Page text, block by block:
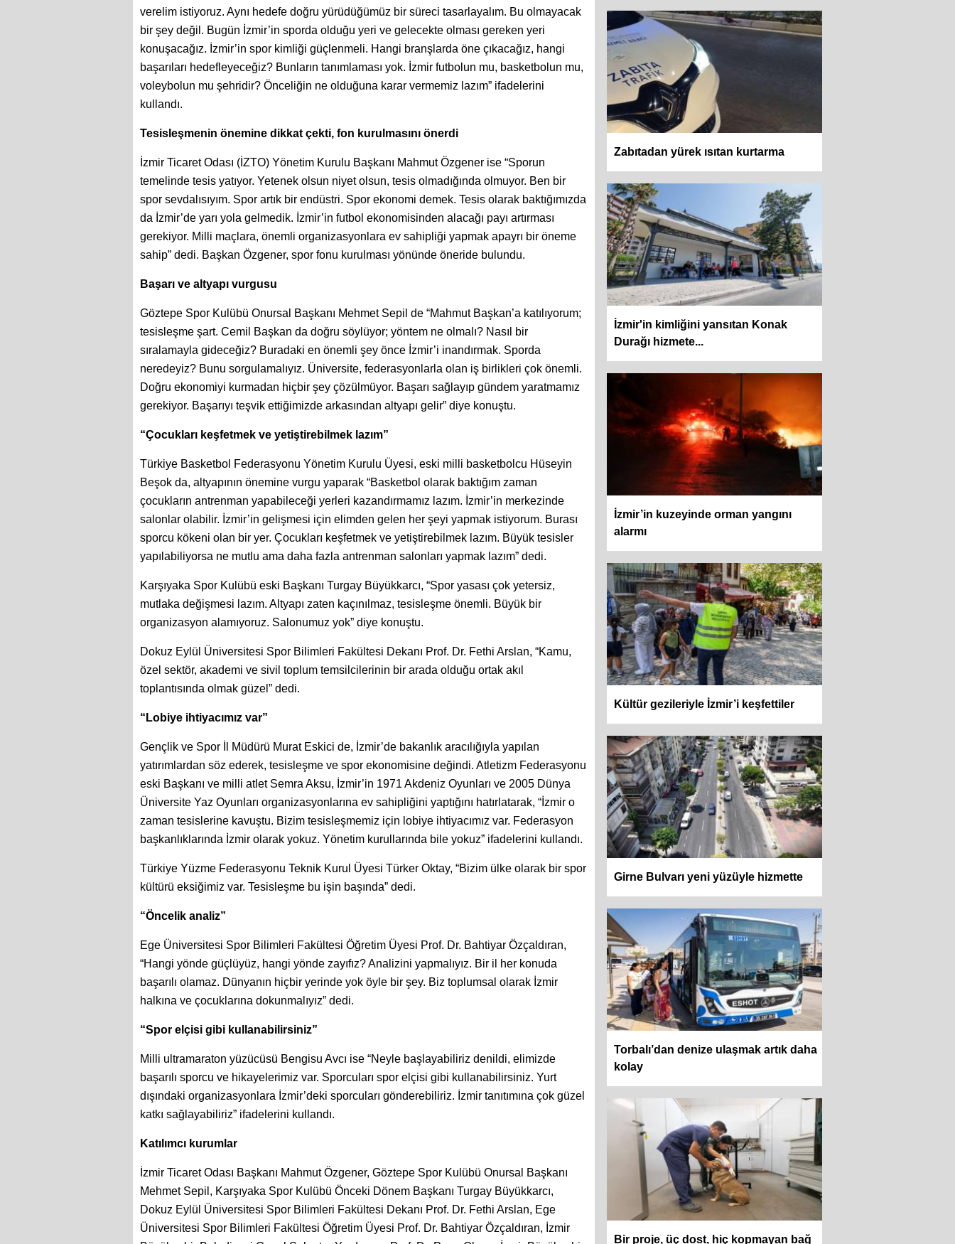
verelim istiyoruz. Aynı hedefe doğru yürüdüğümüz bir süreci tasarlayalım. Bu olmayacak
bir şey değil. Bugün İzmir’in sporda olduğu yeri ve gelecekte olması gereken yeri
konuşacağız. İzmir’in spor kimliği güçlenmeli. Hangi branşlarda öne çıkacağız, hangi
başarıları hedefleyeceğiz? Bunların tanımlaması yok. İzmir futbolun mu, basketbolun mu,
voleybolun mu şehridir? Önceliğin ne olduğuna karar vermemiz lazım” ifadelerini
kullandı.
Tesisleşmenin önemine dikkat çekti, fon kurulmasını önerdi
İzmir Ticaret Odası (İZTO) Yönetim Kurulu Başkanı Mahmut Özgener ise “Sporun
temelinde tesis yatıyor. Yetenek olsun niyet olsun, tesis olmadığında olmuyor. Ben bir
spor sevdalısıyım. Spor artık bir endüstri. Spor ekonomi demek. Tesis olarak baktığımızda
da İzmir’de yarı yola gelmedik. İzmir’in futbol ekonomisinden alacağı payı artırması
gerekiyor. Milli maçlara, önemli organizasyonlara ev sahipliği yapmak apayrı bir öneme
sahip” dedi. Başkan Özgener, spor fonu kurulması yönünde öneride bulundu.
Başarı ve altyapı vurgusu
Göztepe Spor Kulübü Onursal Başkanı Mehmet Sepil de “Mahmut Başkan’a katılıyorum;
tesisleşme şart. Cemil Başkan da doğru söylüyor; yöntem ne olmalı? Nasıl bir
sıralamayla gideceğiz? Buradaki en önemli şey önce İzmir’i inandırmak. Sporda
neredeyiz? Bunu sorgulamalıyız. Üniversite, federasyonlarla olan iş birlikleri çok önemli.
Doğru ekonomiyi kurmadan hiçbir şey çözülmüyor. Başarı sağlayıp gündem yaratmamız
gerekiyor. Başarıyı teşvik ettiğimizde arkasından altyapı gelir” diye konuştu.
“Çocukları keşfetmek ve yetiştirebilmek lazım”
Türkiye Basketbol Federasyonu Yönetim Kurulu Üyesi, eski milli basketbolcu Hüseyin
Beşok da, altyapının önemine vurgu yaparak “Basketbol olarak baktığım zaman
çocukların antrenman yapabileceği yerleri kazandırmamız lazım. İzmir’in merkezinde
salonlar olabilir. İzmir’in gelişmesi için elimden gelen her şeyi yapmak istiyorum. Burası
sporcu kökeni olan bir yer. Çocukları keşfetmek ve yetiştirebilmek lazım. Büyük tesisler
yapılabiliyorsa ne mutlu ama daha fazla antrenman salonları yapmak lazım” dedi.
Karşıyaka Spor Kulübü eski Başkanı Turgay Büyükkarcı, “Spor yasası çok yetersiz,
mutlaka değişmesi lazım. Altyapı zaten kaçınılmaz, tesisleşme önemli. Büyük bir
organizasyon alamıyoruz. Salonumuz yok” diye konuştu.
Dokuz Eylül Üniversitesi Spor Bilimleri Fakültesi Dekanı Prof. Dr. Fethi Arslan, “Kamu,
özel sektör, akademi ve sivil toplum temsilcilerinin bir arada olduğu ortak akıl
toplantısında olmak güzel” dedi.
“Lobiye ihtiyacımız var”
Gençlik ve Spor İl Müdürü Murat Eskici de, İzmir’de bakanlık aracılığıyla yapılan
yatırımlardan söz ederek, tesisleşme ve spor ekonomisine değindi. Atletizm Federasyonu
eski Başkanı ve milli atlet Semra Aksu, İzmir’in 1971 Akdeniz Oyunları ve 2005 Dünya
Üniversite Yaz Oyunları organizasyonlarına ev sahipliğini yaptığını hatırlatarak, “İzmir o
zaman tesislerine kavuştu. Bizim tesisleşmemiz için lobiye ihtiyacımız var. Federasyon
başkanlıklarında İzmir olarak yokuz. Yönetim kurullarında bile yokuz” ifadelerini kullandı.
Türkiye Yüzme Federasyonu Teknik Kurul Üyesi Türker Oktay, “Bizim ülke olarak bir spor
kültürü eksiğimiz var. Tesisleşme bu işin başında” dedi.
“Öncelik analiz”
Ege Üniversitesi Spor Bilimleri Fakültesi Öğretim Üyesi Prof. Dr. Bahtiyar Özçaldıran,
“Hangi yönde güçlüyüz, hangi yönde zayıfız? Analizini yapmalıyız. Bir il her konuda
başarılı olamaz. Dünyanın hiçbir yerinde yok öyle bir şey. Biz toplumsal olarak İzmir
halkına ve çocuklarına dokunmalıyız” dedi.
“Spor elçisi gibi kullanabilirsiniz”
Milli ultramaraton yüzücüsü Bengisu Avcı ise “Neyle başlayabiliriz denildi, elimizde
başarılı sporcu ve hikayelerimiz var. Sporcuları spor elçisi gibi kullanabilirsiniz. Yurt
dışındaki organizasyonlara İzmir’deki sporcuları gönderebiliriz. İzmir tanıtımına çok güzel
katkı sağlayabiliriz” ifadelerini kullandı.
Katılımcı kurumlar
İzmir Ticaret Odası Başkanı Mahmut Özgener, Göztepe Spor Kulübü Onursal Başkanı
Mehmet Sepil, Karşıyaka Spor Kulübü Önceki Dönem Başkanı Turgay Büyükkarcı,
Dokuz Eylül Üniversitesi Spor Bilimleri Fakültesi Dekanı Prof. Dr. Fethi Arslan, Ege
Üniversitesi Spor Bilimleri Fakültesi Öğretim Üyesi Prof. Dr. Bahtiyar Özçaldıran, İzmir
Zabıtadan yürek ısıtan kurtarma
İzmir'in kimliğini yansıtan Konak
Durağı hizmete...
İzmir’in kuzeyinde orman yangını
alarmı
Kültür gezileriyle İzmir’i keşfettiler
Girne Bulvarı yeni yüzüyle hizmette
Torbalı’dan denize ulaşmak artık daha
kolay
Bir proje, üç dost, hiç kopmayan bağ